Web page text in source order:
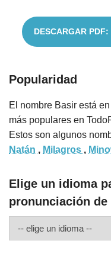
DESCARGAR
Popularidad
El nombre Basir está
más populares en
Estos son algunos
Natán , Milagros ,
Elige un idioma
pronunciación de